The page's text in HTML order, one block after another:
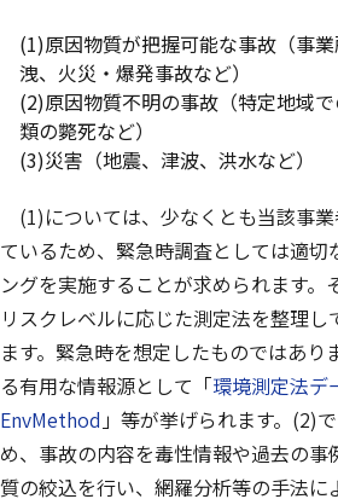
(1)原因物質が把握可能な事故（事
洩、火災・爆発事故など）
(2)原因物質不明の事故（特定地域
類の斃死など）
(3)災害（地震、津波、洪水など）
(1)については、少なくとも当該事
ているため、緊急時調査としては適切
ングを実施することが求められます。
リスクレベルに応じた測定法を整理し
ます。緊急時を想定したものではあり
る有用な情報源として「環境測定法デ
EnvMethod 」等が挙げられます。(2)
め、事故の内容を毒性情報や過去の事
質の絞込を行い、網羅分析等の手法に